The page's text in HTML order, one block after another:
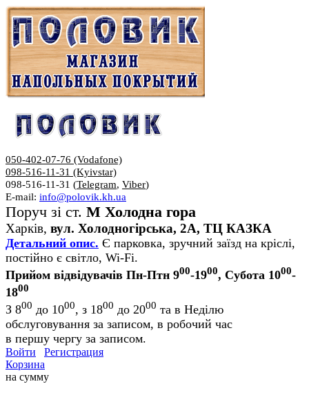
050-402-07-76 (Vodafone)
098-516-11-31 (Kyivstar)
098-516-11-31 (Telegram, Viber)
E-mail: info@polovik.kh.ua
Поруч зі ст. М Холодна гора
Харків, вул. Холодногірська, 2А, ТЦ КАЗКА
Детальний опис. Є парковка, зручний заїзд на кріслі,
постійно є світло, Wi-Fi.
Прийом відвідувачів Пн-Птн 900-1900, Субота 1000-
1800
З 800 до 1000, з 1800 до 2000 та в Неділю
обслуговування за записом, в робочий час
в першу чергу за записом.
Войти
Регистрация
Корзина
на сумму